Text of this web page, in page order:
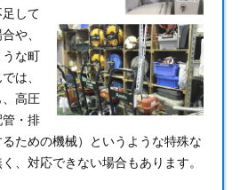
して
や、
な町
は、
高圧
・排
ための機械）というような特殊な
、対応できない場合もあります。